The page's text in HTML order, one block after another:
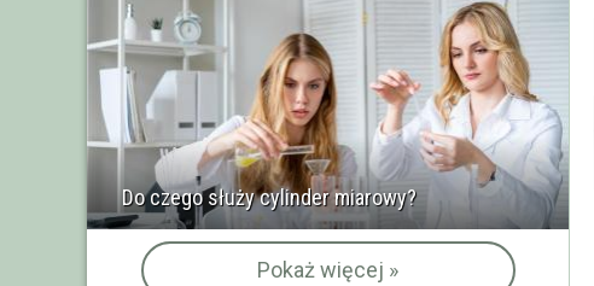
Do czego służy cylinder miarowy?
Pokaż więcej »